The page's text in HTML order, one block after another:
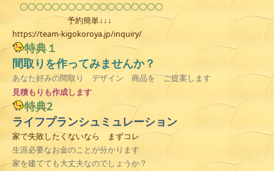
〇〇〇〇〇〇〇〇〇〇〇〇〇〇〇〇〇〇
予約簡単↓↓↓
https://team-kigokoroya.jp/inquiry/
特典１
間取りを作ってみませんか？
あなた好みの間取り デザイン 商品を ご提案します
見積もりも作成します
特典2
ライフプランシュミュレーション
家で失敗したくないなら まずコレ
生涯必要なお金のことが分かります
家を建てても大丈夫なのでしょうか？